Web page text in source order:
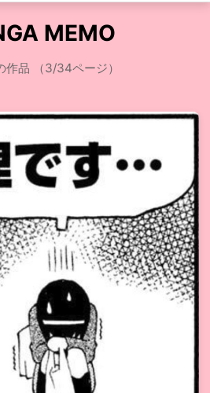
MEMO
作品 （3/34ページ）